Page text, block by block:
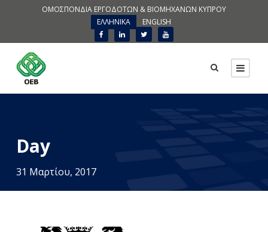
ΟΜΟΣΠΟΝΔΙΑ ΕΡΓΟΔΟΤΩΝ & ΒΙΟΜΗΧΑΝΩΝ ΚΥΠΡΟΥ
ΕΛΛΗΝΙΚΑ
ENGLISH
Day
31 Μαρτίου, 2017